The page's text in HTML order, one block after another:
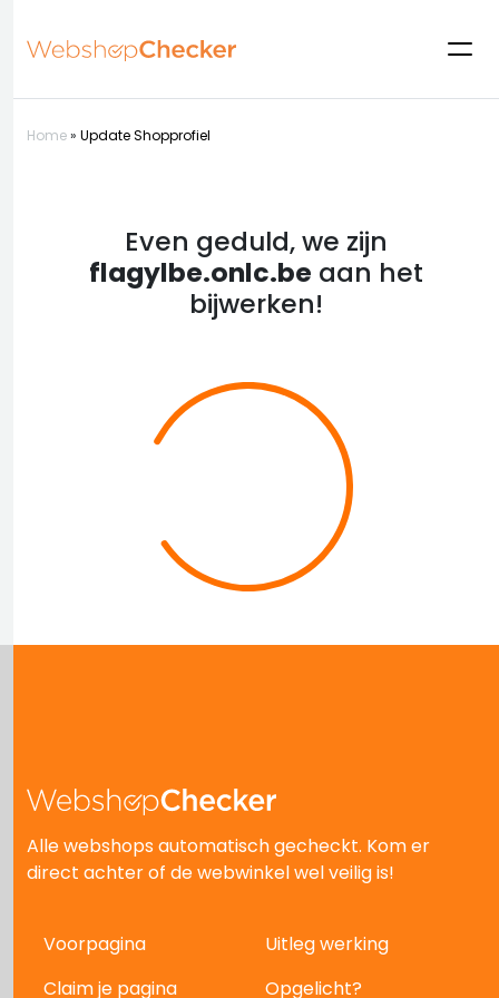
Home» Update Shopprofiel
Even geduld, we zijn
flagylbe.onlc.be aan het
bijwerken!
Alle webshops automatisch gecheckt. Kom er
direct achter of de webwinkel wel veilig is!
Voorpagina
Uitleg werking
Claim je pagina
Opgelicht?